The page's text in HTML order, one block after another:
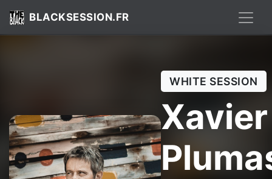
BLACKSESSION.FR
WHITE SESSION
Xavier